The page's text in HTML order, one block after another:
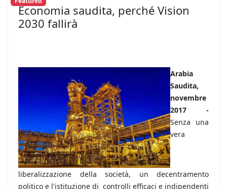
Economia saudita, perché Vision
2030 fallirà
Arabia
Saudita,
novembre
2017 -
Senza una
vera
liberalizzazione della società, un decentramento
politico e l'istituzione di controlli efficaci e indipendenti